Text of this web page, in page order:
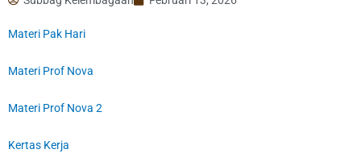
Materi Pak Hari
Materi Prof Nova
Materi Prof Nova 2
Kertas Kerja